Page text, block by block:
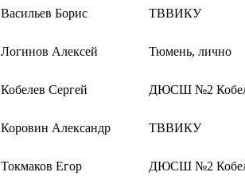
Васильев Борис ТВВИКУ
Логинов Алексей Тюмень, лично
Кобелев Сергей ДЮСШ №2
Коровин Александр ТВВИКУ
Токмаков Егор ДЮСШ №2